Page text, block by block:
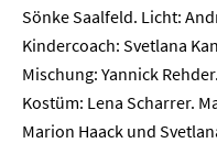
Sönke Saalfeld. Licht:
Kindercoach: Svetlana
Mischung: Yannick
Kostüm: Lena Scharrer.
Marion Haack und
Karriere
Kontakt
Newsletter